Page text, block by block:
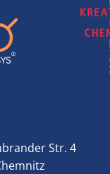
Str. 4